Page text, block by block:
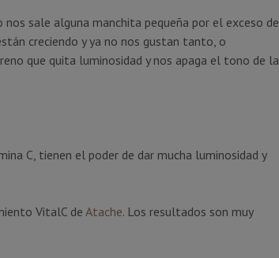
sale alguna manchita pequeña por el exceso de
creciendo y ya no nos gustan tanto, o
que quita luminosidad y nos apaga el tono de la
C, tienen el poder de dar mucha luminosidad y
VitalC de Atache. Los resultados son muy